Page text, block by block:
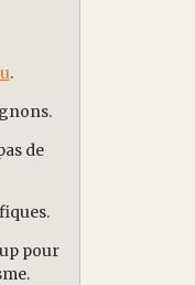
.
de
pour